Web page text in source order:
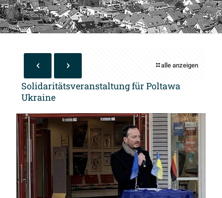
alle anzeigen
Solidaritätsveranstaltung für Poltawa
Ukraine